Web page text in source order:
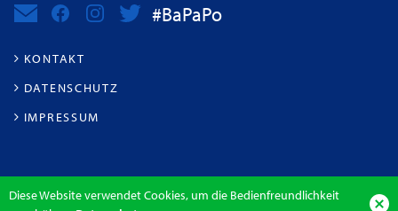
Diese Website verwendet Cookies, um die Bedienfreundlichkeit
#BaPaPo
KONTAKT
DATENSCHUTZ
IMPRESSUM